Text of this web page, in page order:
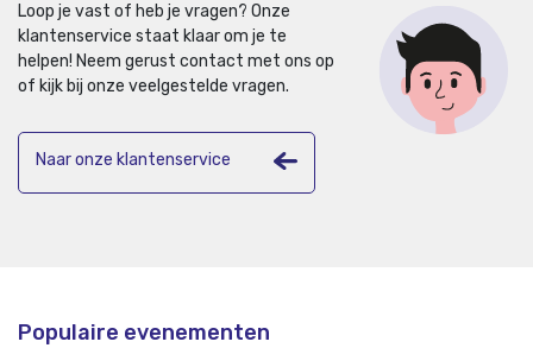
Loop je vast of heb je vragen? Onze
klantenservice staat klaar om je te
helpen! Neem gerust contact met ons op
of kijk bij onze veelgestelde vragen.
Naar onze klantenservice
Populaire evenementen